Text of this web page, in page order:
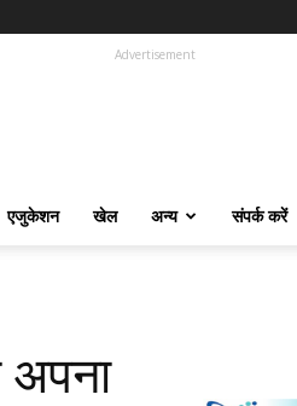
Advertisement
एजुकेशन खेल अन्य संपर्क करें
अपना